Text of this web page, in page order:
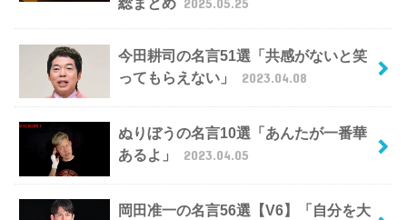
今田耕司の名言51選「共感がないと笑
ってもらえない」
2023.04.08
ぬりぼうの名言10選「あんたが一番華
あるよ」
2023.04.05
岡田准一の名言56選【V6】「自分を大